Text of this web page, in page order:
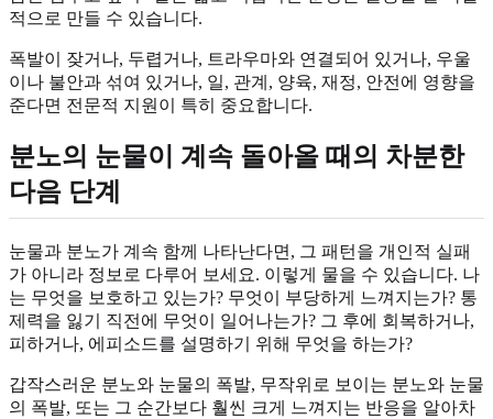
적으로 만들 수 있습니다.
폭발이 잦거나, 두렵거나, 트라우마와 연결되어 있거나, 우울
이나 불안과 섞여 있거나, 일, 관계, 양육, 재정, 안전에 영향을
준다면 전문적 지원이 특히 중요합니다.
분노의 눈물이 계속 돌아올 때의 차분한
다음 단계
눈물과 분노가 계속 함께 나타난다면, 그 패턴을 개인적 실패
가 아니라 정보로 다루어 보세요. 이렇게 물을 수 있습니다. 나
는 무엇을 보호하고 있는가? 무엇이 부당하게 느껴지는가? 통
제력을 잃기 직전에 무엇이 일어나는가? 그 후에 회복하거나,
피하거나, 에피소드를 설명하기 위해 무엇을 하는가?
갑작스러운 분노와 눈물의 폭발, 무작위로 보이는 분노와 눈물
의 폭발, 또는 그 순간보다 훨씬 크게 느껴지는 반응을 알아차